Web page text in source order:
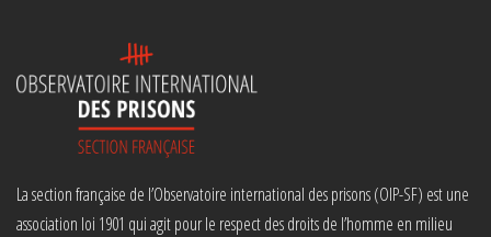
La section française de l’Observatoire international des prisons (OIP-SF) est une
association loi 1901 qui agit pour le respect des droits de l’homme en milieu